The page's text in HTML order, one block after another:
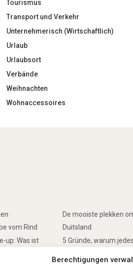
Berechtigungen
Tourismus
Transport und Verkehr
Unternehmerisch (Wirtschaftlich)
Urlaub
Urlaubsort
Verbände
Weihnachten
Wohnaccessoires
vom Rind
up: Was ist
De mooiste plekken
Duitsland
5 Gründe, warum